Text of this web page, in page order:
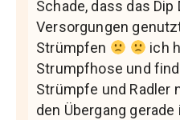
Schade, dass das
Versorgungen
Strümpfen
ich
Strumpfhose und
Strümpfe und Radler
den Übergang